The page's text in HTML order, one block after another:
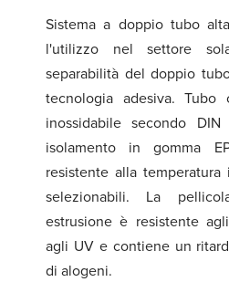
Sistema a doppio tubo
l'utilizzo nel settore
separabilità del doppio
tecnologia adesiva. Tubo
inossidabile secondo
isolamento in gomma
resistente alla
selezionabili. La
estrusione è resistente
agli UV e contiene un
di alogeni.